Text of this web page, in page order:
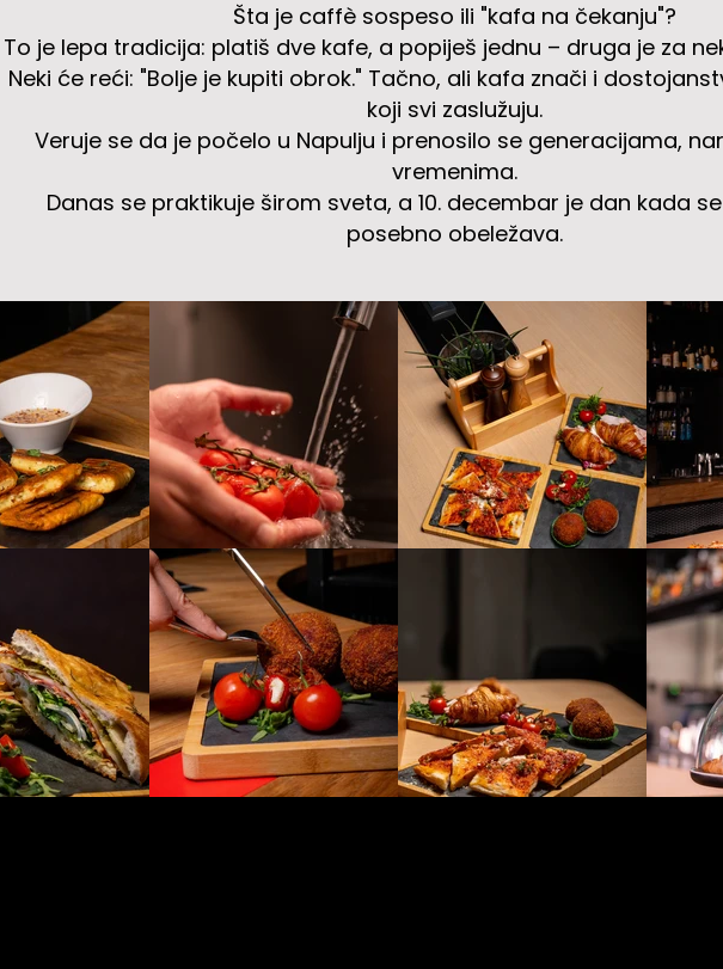
Šta je caffè sospeso ili "kafa na čekanju"?
To je lepa tradicija: platiš dve kafe, a popiješ jednu – druga je za
Neki će reći: "Bolje je kupiti obrok." Tačno, ali kafa znači i
koji svi zaslužuju.
Veruje se da je počelo u Napulju i prenosilo se generacijama,
vremenima.
Danas se praktikuje širom sveta, a 10. decembar je dan kada
posebno obeležava.